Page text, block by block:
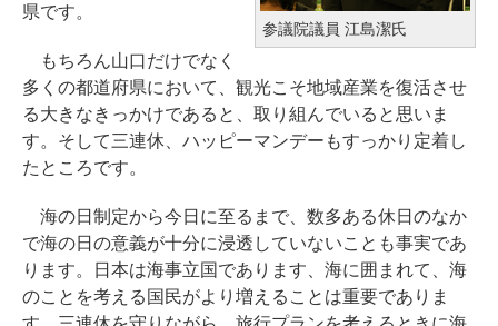
参議院議員 江島潔氏
県です。
もちろん山口だけでなく
多くの都道府県において、観光こそ地域産業を復活させ
る大きなきっかけであると、取り組んでいると思いま
す。そして三連休、ハッピーマンデーもすっかり定着し
たところです。
海の日制定から今日に至るまで、数多ある休日のなか
で海の日の意義が十分に浸透していないことも事実であ
ります。日本は海事立国であります、海に囲まれて、海
のことを考える国民がより増えることは重要でありま